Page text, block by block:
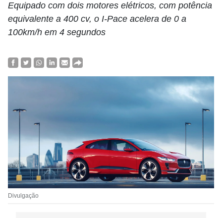
Equipado com dois motores elétricos, com potência
equivalente a 400 cv, o I-Pace acelera de 0 a
100km/h em 4 segundos
Divulgação